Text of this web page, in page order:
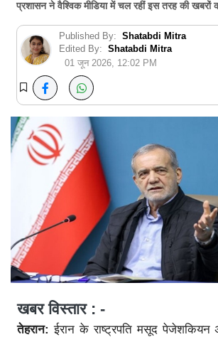
प्रशासन ने वैश्विक मीडिया में चल रहीं इस तरह की खबरों
Published By: Shatabdi Mitra
Edited By: Shatabdi Mitra
01 जून 2026, 12:02 PM
खबर विस्तार : -
तेहरान: ईरान के राष्ट्रपति मसूद